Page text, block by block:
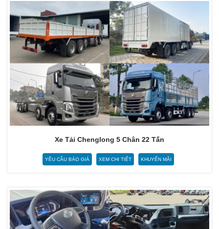
Xe Tải Chenglong 5 Chân 22 Tấn
YÊU CẦU BÁO GIÁ XEM CHI TIẾT KHUYẾN MÃI